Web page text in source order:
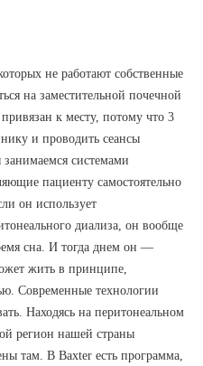
не работают собственные
на заместительной почечной
к месту, потому что 3
и проводить сеансы
системами
пациенту самостоятельно
он использует
диализа, он вообще
сна. И тогда днем он —
жить в принципе,
Современные технологии
Находясь на перитонеальном
регион нашей страны
там. В Baxter есть программа,